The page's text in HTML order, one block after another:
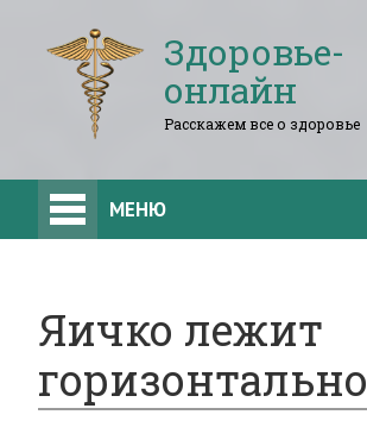
Здоровье-
онлайн
Расскажем все о здоровье
МЕНЮ
Яичко лежит
горизонтально